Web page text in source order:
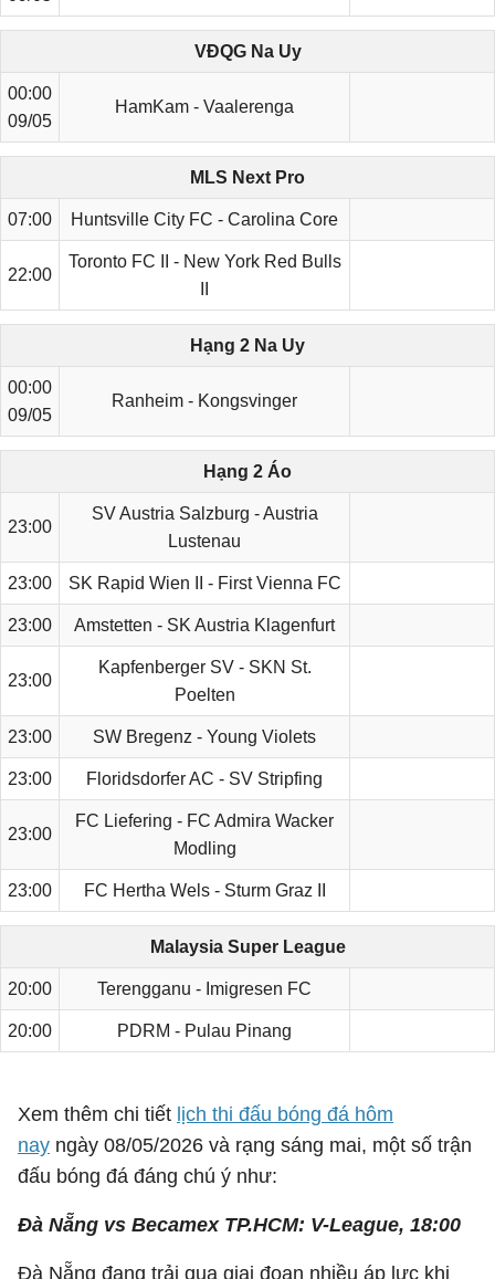
VĐQG Na Uy
00:00
09/05
HamKam - Vaalerenga
MLS Next Pro
07:00 Huntsville City FC - Carolina Core
22:00
Toronto FC II - New York Red Bulls
Hạng 2 Na Uy
00:00
09/05
Ranheim - Kongsvinger
Hạng 2 Áo
23:00
SV Austria Salzburg - Austria
Lustenau
23:00 SK Rapid Wien II - First Vienna FC
23:00 Amstetten - SK Austria Klagenfurt
23:00
Kapfenberger SV - SKN St.
Poelten
23:00 SW Bregenz - Young Violets
23:00 Floridsdorfer AC - SV Stripfing
23:00
FC Liefering - FC Admira Wacker
Modling
23:00 FC Hertha Wels - Sturm Graz II
Malaysia Super League
20:00 Terengganu - Imigresen FC
20:00 PDRM - Pulau Pinang
Xem thêm chi tiết lịch thi đấu bóng đá hôm
nay ngày 08/05/2026 và rạng sáng mai, một số trận
đấu bóng đá đáng chú ý như:
Đà Nẵng vs Becamex TP.HCM: V-League, 18:00
Đà Nẵng đang trải qua giai đoạn nhiều áp lực khi